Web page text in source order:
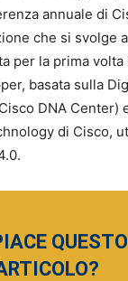
annuale di
che si svolge
per la prima volta
basata sulla
DNA Center)
di Cisco,
QUESTO